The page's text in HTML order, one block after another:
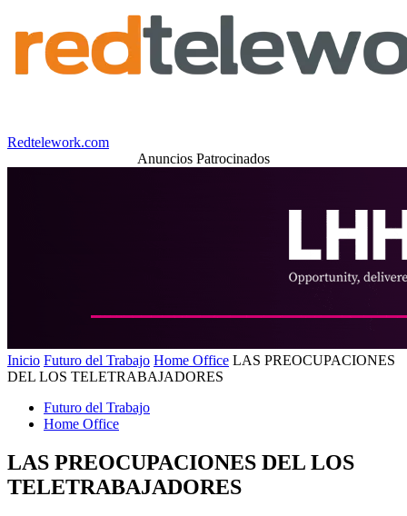
Redtelework.com
Anuncios Patrocinados
Inicio Futuro del Trabajo Home Office LAS PREOCUPACIONES
DEL LOS TELETRABAJADORES
Futuro del Trabajo
Home Office
LAS PREOCUPACIONES DEL LOS
TELETRABAJADORES